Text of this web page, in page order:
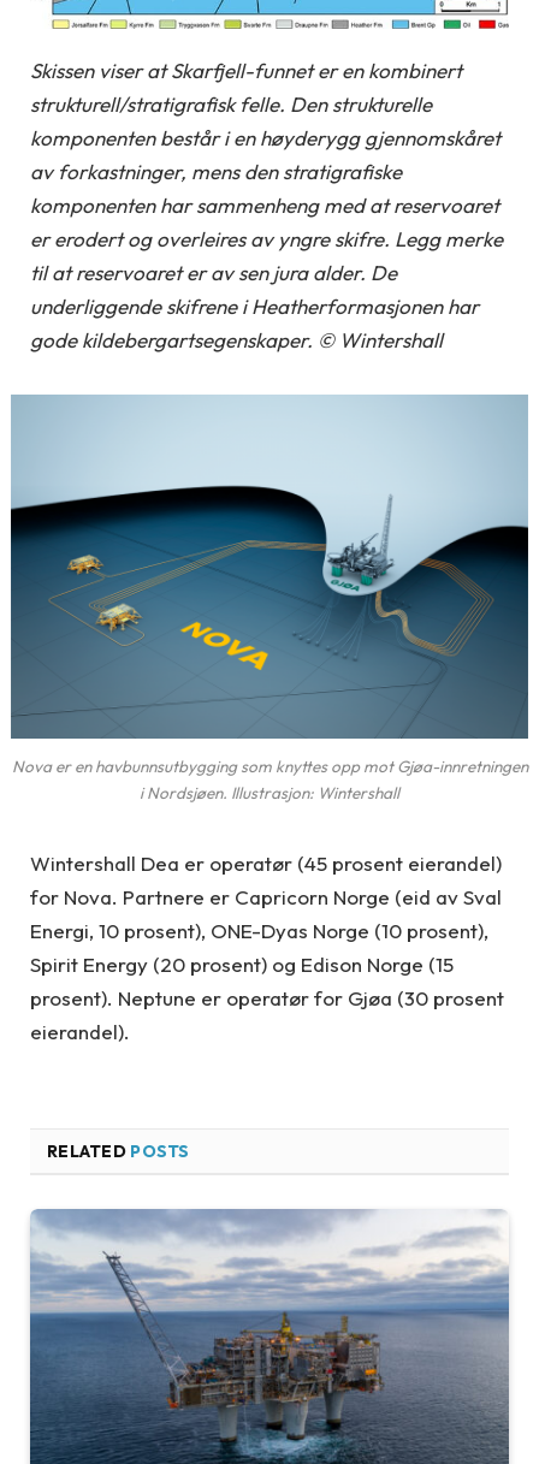
Skissen viser at Skarfjell-funnet er en kombinert
strukturell/stratigrafisk felle. Den strukturelle
komponenten består i en høyderygg gjennomskåret
av forkastninger, mens den stratigrafiske
komponenten har sammenheng med at reservoaret
er erodert og overleires av yngre skifre. Legg merke
til at reservoaret er av sen jura alder. De
underliggende skifrene i Heatherformasjonen har
gode kildebergartsegenskaper. © Wintershall
Nova er en havbunnsutbygging som knyttes opp mot Gjøa-innretningen
i Nordsjøen. Illustrasjon: Wintershall
Wintershall Dea er operatør (45 prosent eierandel)
for Nova. Partnere er Capricorn Norge (eid av Sval
Energi, 10 prosent), ONE-Dyas Norge (10 prosent),
Spirit Energy (20 prosent) og Edison Norge (15
prosent). Neptune er operatør for Gjøa (30 prosent
eierandel).
RELATED POSTS